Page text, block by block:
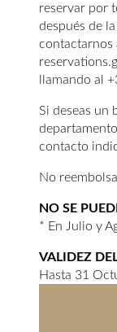
reservar por
después de
contactarnos
llamando al
Si deseas un
contacto
No
NO SE
* En Julio y
VALIDEZ
Hasta 31